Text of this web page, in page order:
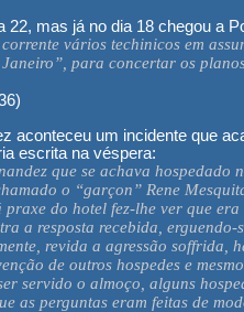
22, mas já no dia 18 chegou a
vários techinicos em
para concertar os
)
aconteceu um incidente que
escrita na véspera:
que se achava hospedado
o “garçon” Rene
do hotel fez-lhe ver que
a resposta recebida,
revida a agressão
de outros hospedes e
servido o almoço, alguns
as perguntas eram feitas de